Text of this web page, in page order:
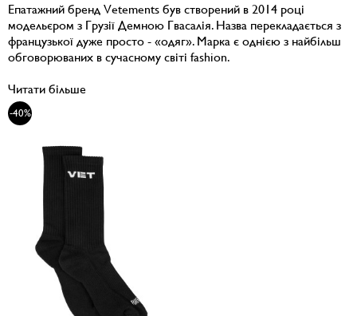
Епатажний бренд Vetements був створений в 2014 році
модельєром з Грузії Демною Гвасалія. Назва перекладається з
французької дуже просто - «одяг». Марка є однією з найбільш
обговорюваних в сучасному світі fashion.
Читати більше
-40%